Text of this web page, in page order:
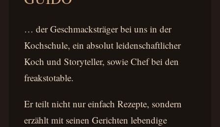
… der Geschmacksträger bei uns in der
Kochschule, ein absolut leidenschaftlicher
Koch und Storyteller, sowie Chef bei den
freakstotable.
Er teilt nicht nur einfach Rezepte, sondern
erzählt mit seinen Gerichten lebendige